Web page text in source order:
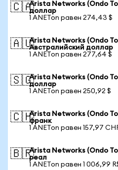
🇨🇦Arista Networks (Ondo
доллар
1 ANETon равен 274,43 $
🇦🇺Arista Networks (Ondo
Австралийский доллар
1 ANETon равен 277,64 $
🇸🇬Arista Networks (Ondo
доллар
1 ANETon равен 250,92 $
🇨🇭Arista Networks (Ondo
франк
1 ANETon равен 157,97
🇧🇷Arista Networks (Ondo
реал
1 ANETon равен 1 006,99